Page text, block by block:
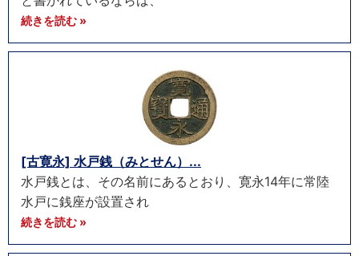
続きを読む »
[古寛永] 水戸銭（みとせん）...
水戸銭とは、その名前にあるとおり、寛永14年に常陸
水戸に銭座が設置され
続きを読む »